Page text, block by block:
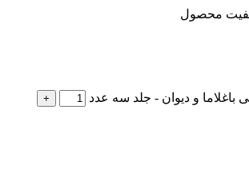
محصول
باغلاما و دیوان - جلد سه عدد